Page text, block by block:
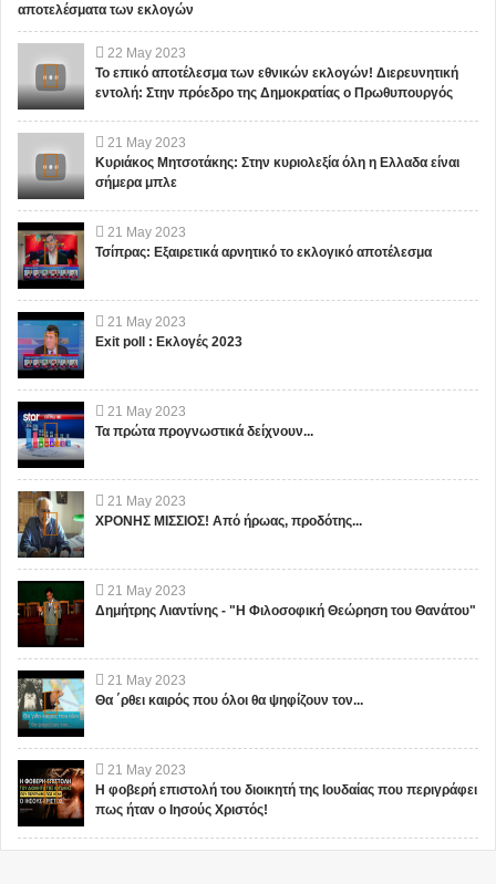
αποτελέσματα των εκλογών
22 May 2023
Το επικό αποτέλεσμα των εθνικών εκλογών! Διερευνητική
εντολή: Στην πρόεδρο της Δημοκρατίας ο Πρωθυπουργός
21 May 2023
Κυριάκος Μητσοτάκης: Στην κυριολεξία όλη η Ελλαδα είναι
σήμερα μπλε
21 May 2023
Τσίπρας: Εξαιρετικά αρνητικό το εκλογικό αποτέλεσμα
21 May 2023
Exit poll : Εκλογές 2023
21 May 2023
Τα πρώτα προγνωστικά δείχνουν...
21 May 2023
ΧΡΟΝΗΣ ΜΙΣΣΙΟΣ! Από ήρωας, προδότης...
21 May 2023
Δημήτρης Λιαντίνης - "Η Φιλοσοφική Θεώρηση του Θανάτου"
21 May 2023
Θα ΄ρθει καιρός που όλοι θα ψηφίζουν τον...
21 May 2023
Η φοβερή επιστολή του διοικητή της Ιουδαίας που περιγράφει
πως ήταν ο Ιησούς Χριστός!